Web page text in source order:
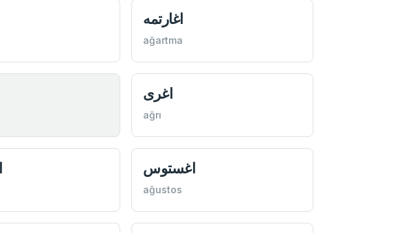
اغارتمه
ağartma
اغری
ağrı
اغستوس
ağustos